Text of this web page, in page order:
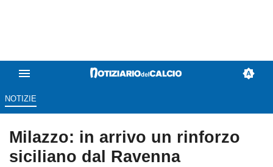
NOTIZIE
Milazzo: in arrivo un rinforzo
siciliano dal Ravenna